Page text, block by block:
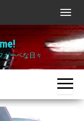
ナ
ビ
ゲ
ー
シ
ョ
ン
ガーベな日々